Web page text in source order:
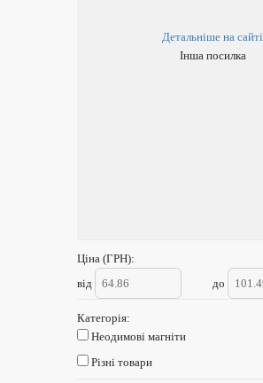
Детальніше на сайті
Інша посилка
Ціна (ГРН):
від
до
Категорія:
Неодимові магніти
Різні товари